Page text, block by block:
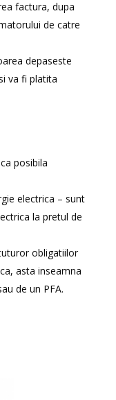
factura, dupa
de catre
depaseste
va fi platita
posibila
electrica – sunt
la pretul de
obligatiilor
asta inseamna
de un PFA.